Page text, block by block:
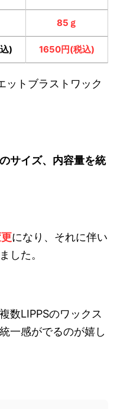
85 ｇ
) 1650円(税込)
ットブラストワック
サイズ、内容量を統
になり、それに伴い
した。
数LIPPSのワックス
一感がでるのが嬉し